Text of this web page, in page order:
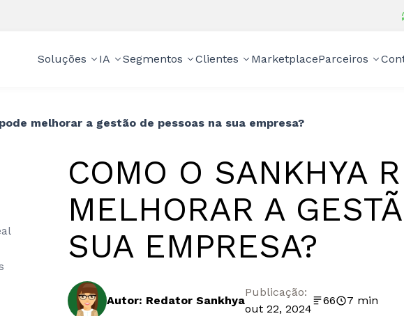
Soluções IA Segmentos Clientes MarketplaceParceiros
melhorar a gestão de pessoas na sua empresa?
COMO O SANKHYA
MELHORAR A
SUA EMPRESA?
Autor: Redator Sankhya
Publicação:
out 22, 2024
66 7 min